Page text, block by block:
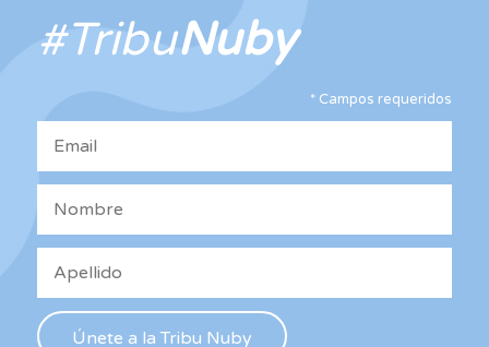
en
la
#TribuNuby
*Campos requeridos